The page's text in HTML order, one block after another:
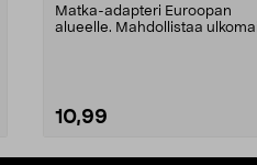
Matka-adapteri Euroopan
alueelle. Mahdollistaa
10,99